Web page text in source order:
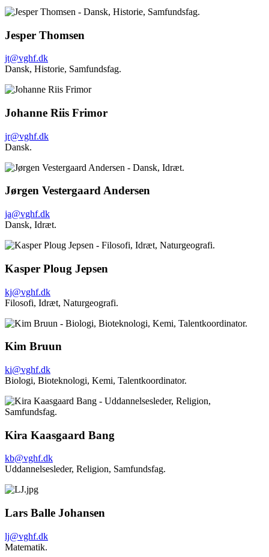
Jesper Thomsen
jt@vghf.dk
Dansk, Historie, Samfundsfag.
Johanne Riis Frimor
jr@vghf.dk
Dansk.
Jørgen Vestergaard Andersen
ja@vghf.dk
Dansk, Idræt.
Kasper Ploug Jepsen
kj@vghf.dk
Filosofi, Idræt, Naturgeografi.
Kim Bruun
ki@vghf.dk
Biologi, Bioteknologi, Kemi, Talentkoordinator.
Kira Kaasgaard Bang
kb@vghf.dk
Uddannelsesleder, Religion, Samfundsfag.
Lars Balle Johansen
lj@vghf.dk
Matematik.